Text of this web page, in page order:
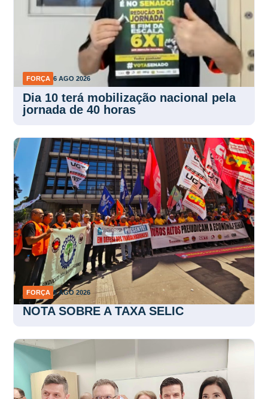
FORÇA 6 AGO 2026
Dia 10 terá mobilização nacional pela
jornada de 40 horas
FORÇA 5 AGO 2026
NOTA SOBRE A TAXA SELIC